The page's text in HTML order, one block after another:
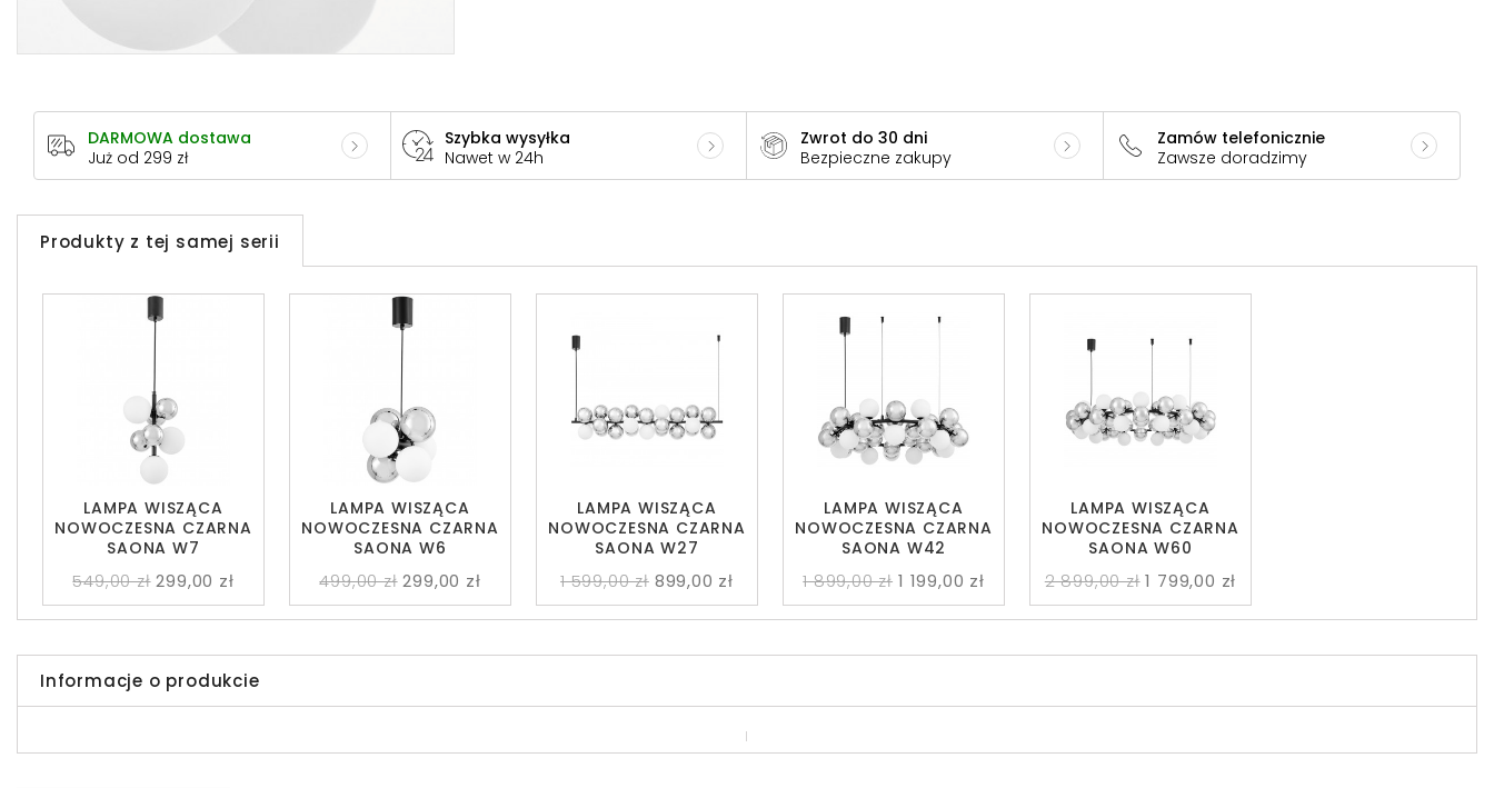
DARMOWA dostawa
Już od 299 zł
Szybka wysyłka
Nawet w 24h
Zwrot do 30 dni
Bezpieczne zakupy
Zamów telefonicznie
Zawsze doradzimy
Produkty z tej samej serii
LAMPA WISZĄCA
NOWOCZESNA CZARNA
SAONA W60
2 899,00 zł 1 799,00 zł
LAMPA WISZĄCA
NOWOCZESNA CZARNA
SAONA W7
549,00 zł 299,00 zł
LAMPA WISZĄCA
NOWOCZESNA CZARNA
SAONA W42
1 899,00 zł 1 199,00 zł
LAMPA WISZĄCA
NOWOCZESNA CZARNA
SAONA W27
1 599,00 zł 899,00 zł
LAMPA WISZĄCA
NOWOCZESNA CZARNA
SAONA W6
499,00 zł 299,00 zł
Informacje o produkcie